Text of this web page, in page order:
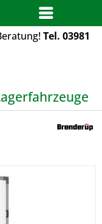
Tel. 03981